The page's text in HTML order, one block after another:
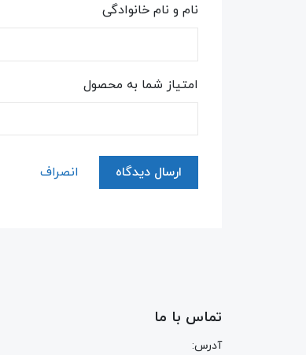
نام و نام خانوادگی
امتیاز شما به محصول
ارسال دیدگاه انصراف
تماس با ما
آدرس: